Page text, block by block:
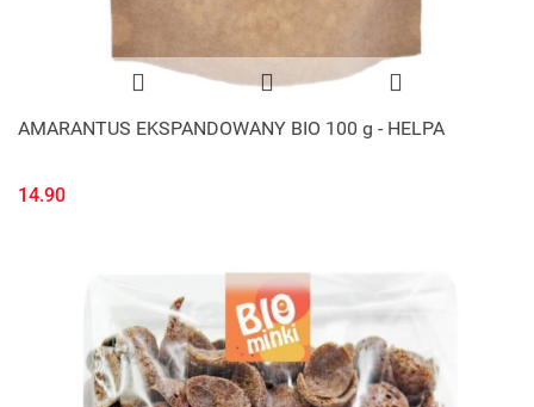
AMARANTUS EKSPANDOWANY BIO 100 g - HELPA
14.90